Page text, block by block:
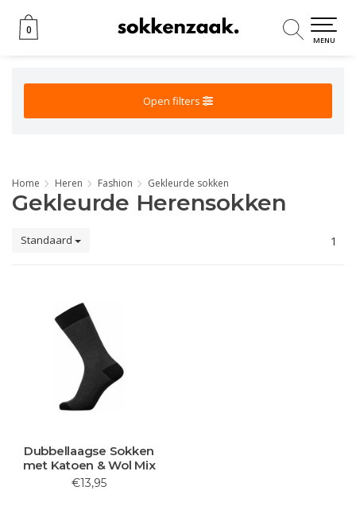
0
0
MENU
Open filters
Home Heren Fashion Gekleurde sokken
Gekleurde Herensokken
Standaard 1
Dubbellaagse Sokken
met Katoen & Wol Mix
€13,95